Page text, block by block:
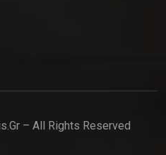
– All Rights Reserved